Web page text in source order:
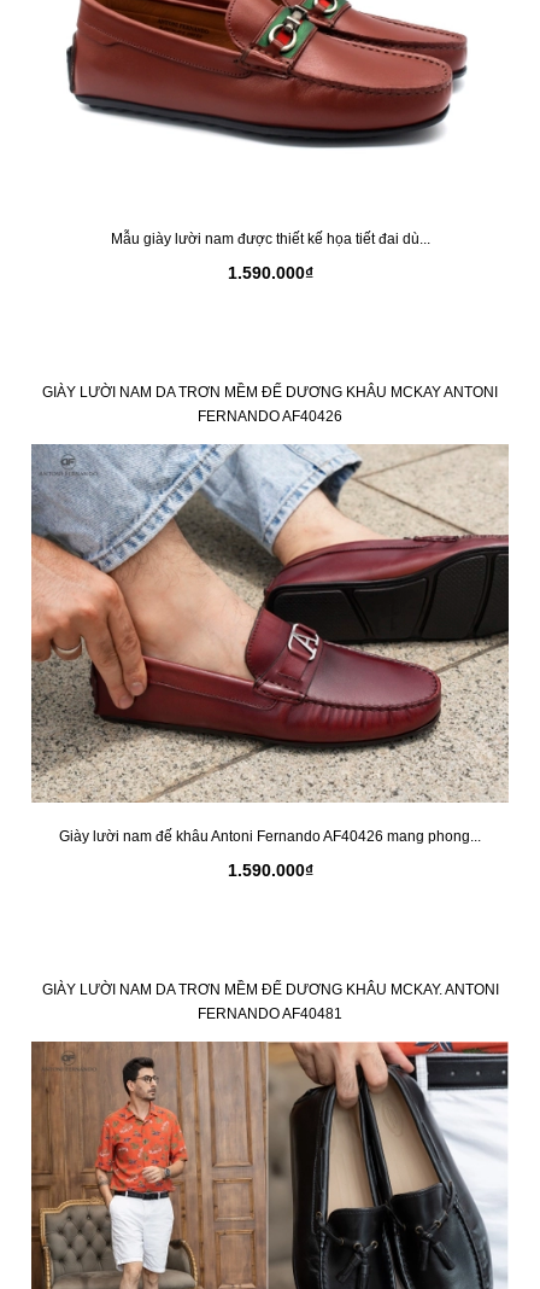
Mẫu giày lười nam được thiết kế họa tiết đai dù...
1.590.000₫
GIÀY LƯỜI NAM DA TRƠN MỀM ĐẾ DƯƠNG KHÂU MCKAY ANTONI
FERNANDO AF40426
Giày lười nam đế khâu Antoni Fernando AF40426 mang phong...
1.590.000₫
GIÀY LƯỜI NAM DA TRƠN MỀM ĐẾ DƯƠNG KHÂU MCKAY. ANTONI
FERNANDO AF40481